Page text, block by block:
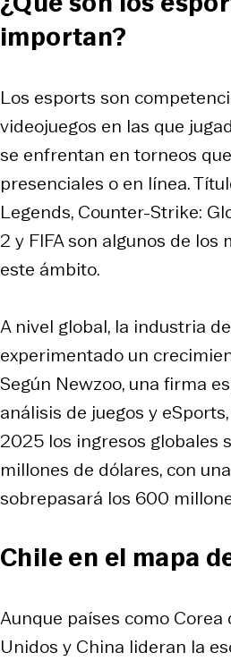
importan?
Los esports son
videojuegos en las que
se enfrentan en torneos
presenciales o en línea.
Legends, Counter-Strike:
2 y FIFA son algunos de los
este ámbito.​
A nivel global, la industria
experimentado un
Según Newzoo, una firma
análisis de juegos y
2025 los ingresos globales
millones de dólares, con
sobrepasará los 600
Chile en el mapa
Aunque países como Corea
Unidos y China lideran la